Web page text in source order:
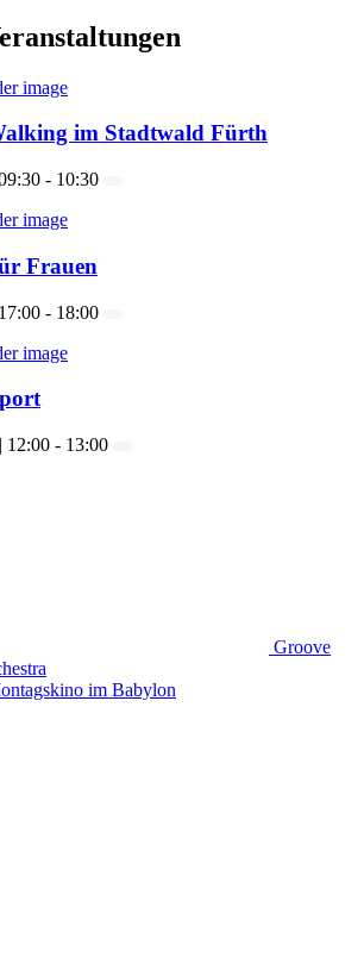
im Stadtwald Fürth
- 10:30
Frauen
- 18:00
12:00 - 13:00
Groove
im Babylon